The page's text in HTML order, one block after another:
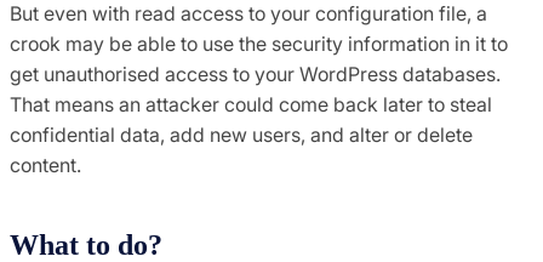
But even with read access to your configuration file, a
crook may be able to use the security information in it to
get unauthorised access to your WordPress databases.
That means an attacker could come back later to steal
confidential data, add new users, and alter or delete
content.
What to do?